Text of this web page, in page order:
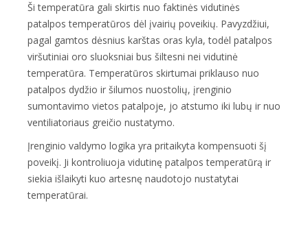
Ši temperatūra gali skirtis nuo faktinės vidutinės
patalpos temperatūros dėl įvairių poveikių. Pavyzdžiui,
pagal gamtos dėsnius karštas oras kyla, todėl patalpos
viršutiniai oro sluoksniai bus šiltesni nei vidutinė
temperatūra. Temperatūros skirtumai priklauso nuo
patalpos dydžio ir šilumos nuostolių, įrenginio
sumontavimo vietos patalpoje, jo atstumo iki lubų ir nuo
ventiliatoriaus greičio nustatymo.
Įrenginio valdymo logika yra pritaikyta kompensuoti šį
poveikį. Ji kontroliuoja vidutinę patalpos temperatūrą ir
siekia išlaikyti kuo artesnę naudotojo nustatytai
temperatūrai.